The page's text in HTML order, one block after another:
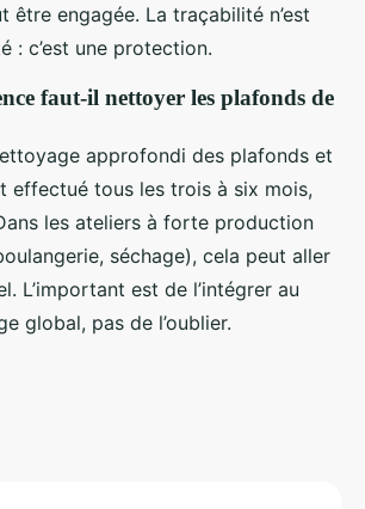
être engagée. La traçabilité n’est
: c’est une protection.
faut-il nettoyer les plafonds de
approfondi des plafonds et
effectué tous les trois à six mois,
les ateliers à forte production
séchage), cela peut aller
L’important est de l’intégrer au
global, pas de l’oublier.